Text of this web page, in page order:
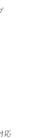
応